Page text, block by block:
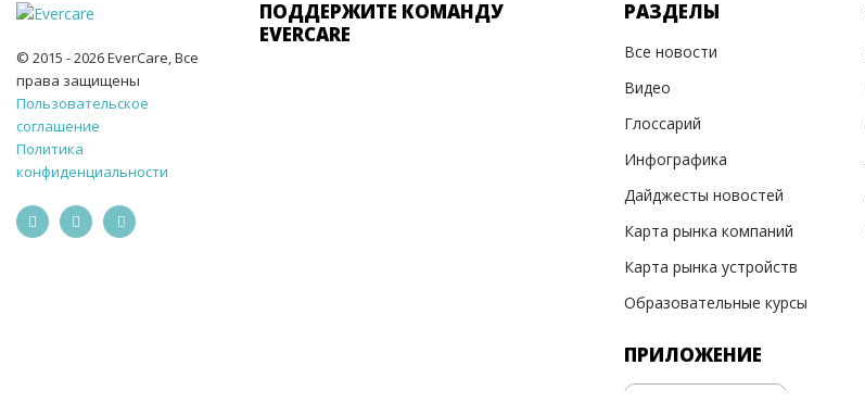
© 2015 - 2026 EverCare, Все
права защищены
Пользовательское
соглашение
Политика
конфиденциальности
ПОДДЕРЖИТЕ КОМАНДУ
EVERCARE
РАЗДЕЛЫ
Все новости
Видео
Глоссарий
Инфографика
Дайджесты новостей
Карта рынка компаний
Карта рынка устройств
Образовательные курсы
ПРИЛОЖЕНИЕ